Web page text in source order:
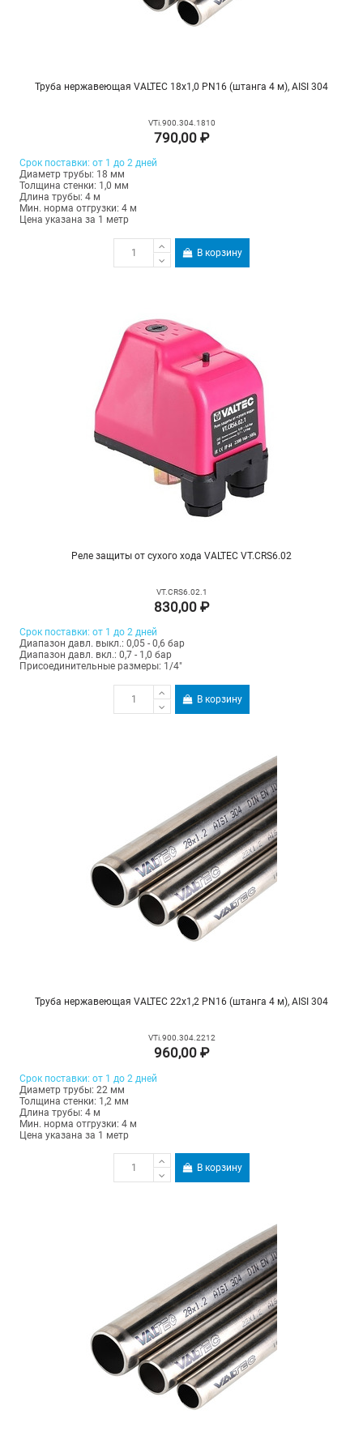
Труба нержавеющая VALTEC 18х1,0 PN16 (штанга 4 м), AISI 304
VTi.900.304.1810
790,00 ₽
Срок поставки: от 1 до 2 дней
Диаметр трубы: 18 мм
Толщина стенки: 1,0 мм
Длина трубы: 4 м
Мин. норма отгрузки: 4 м
Цена указана за 1 метр
В корзину
Реле защиты от сухого хода VALTEC VT.CRS6.02
VT.CRS6.02.1
830,00 ₽
Срок поставки: от 1 до 2 дней
Диапазон давл. выкл.: 0,05 - 0,6 бар
Диапазон давл. вкл.: 0,7 - 1,0 бар
Присоединительные размеры: 1/4"
В корзину
Труба нержавеющая VALTEC 22х1,2 PN16 (штанга 4 м), AISI 304
VTi.900.304.2212
960,00 ₽
Срок поставки: от 1 до 2 дней
Диаметр трубы: 22 мм
Толщина стенки: 1,2 мм
Длина трубы: 4 м
Мин. норма отгрузки: 4 м
Цена указана за 1 метр
В корзину